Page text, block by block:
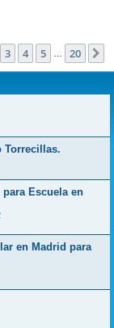
de 20
3 4 5 20
Torrecillas.
Escuela en
en Madrid para